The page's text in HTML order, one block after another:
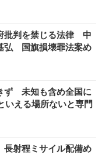
批判を禁じる法律 中
弘 国旗損壊罪法案め
ず 未知も含め全国に
える場所ないと専門
射程ミサイル配備め